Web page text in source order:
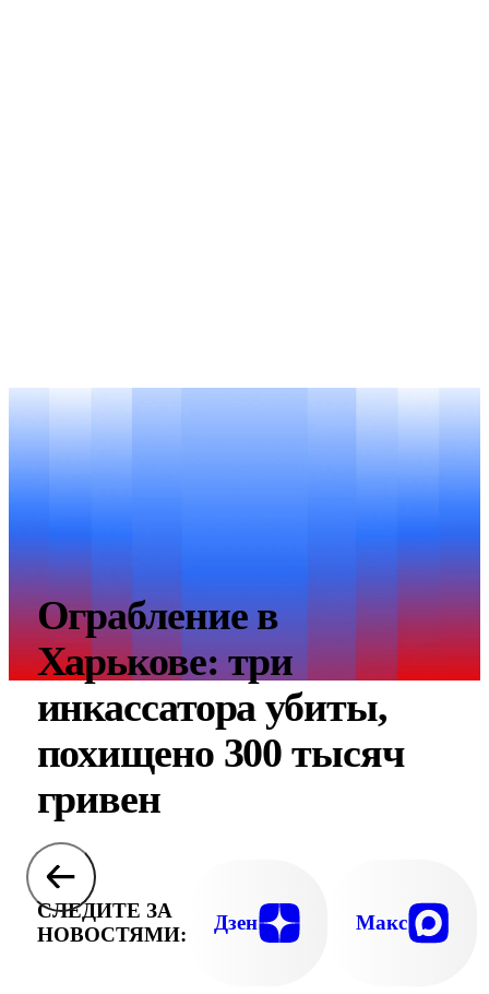
Ограбление в
Харькове: три
инкассатора убиты,
похищено 300 тысяч
гривен
СЛЕДИТЕ ЗА
НОВОСТЯМИ:
Дзен Макс